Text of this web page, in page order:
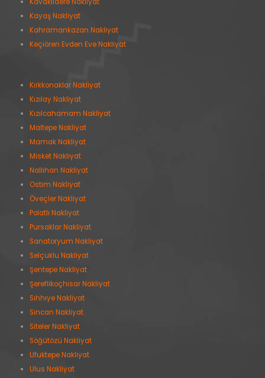
Kavaklıdere Nakliyat
Kayaş Nakliyat
Kahramankazan Nakliyat
Keçiören Evden Eve Nakliyat
Kırkkonaklar Nakliyat
Kızılay Nakliyat
Kızılcahamam Nakliyat
Maltepe Nakliyat
Mamak Nakliyat
Misket Nakliyat
Nallıhan Nakliyat
Ostim Nakliyat
Öveçler Nakliyat
Polatlı Nakliyat
Pursaklar Nakliyat
Sanatoryum Nakliyat
Selçuklu Nakliyat
Şentepe Nakliyat
Şereflikoçhisar Nakliyat
Sıhhıye Nakliyat
Sincan Nakliyat
Siteler Nakliyat
Söğütözü Nakliyat
Ufuktepe Nakliyat
Ulus Nakliyat